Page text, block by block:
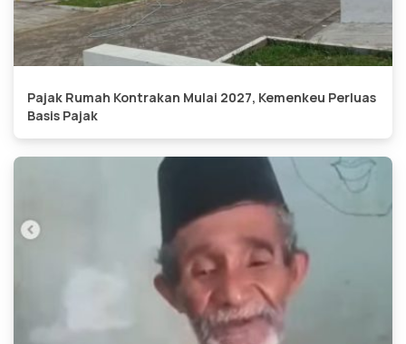
Pajak Rumah Kontrakan Mulai 2027, Kemenkeu Perluas
Basis Pajak